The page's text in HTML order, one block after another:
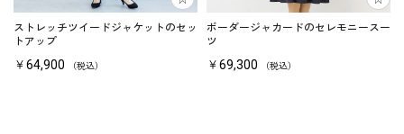
ストレッチツイードジャケットのセッ
トアップ
￥64,900 （税込）
ボーダージャカードのセレモニースー
ツ
￥69,300 （税込）